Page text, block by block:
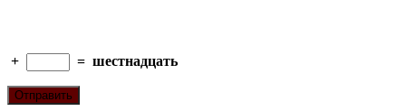
+ = шестнадцать